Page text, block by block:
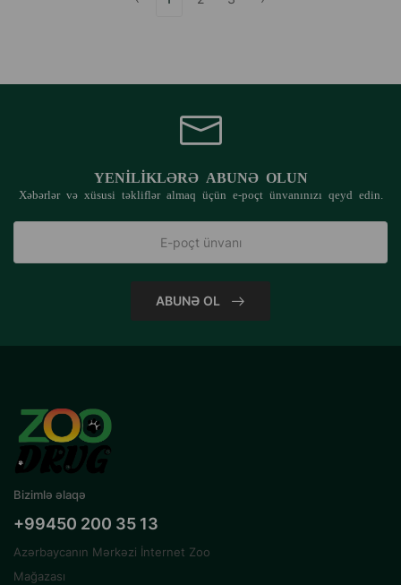
YENILIKLƏRƏ ABUNƏ OLUN
Xəbərlər və xüsusi təkliflər almaq üçün e-poçt ünvanınızı qeyd edin.
ABUNƏ OL
Bizimlə əlaqə
+99450 200 35 13
Azərbaycanın Mərkəzi İnternet Zoo
Mağazası